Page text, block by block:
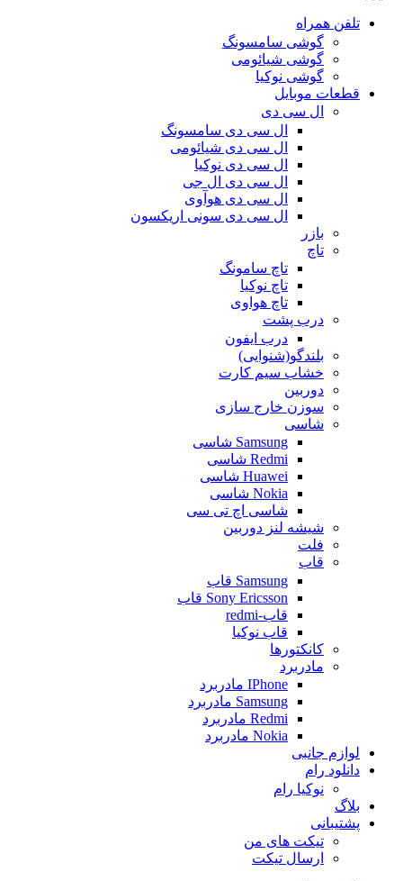
تلفن همراه
گوشی سامسونگ
گوشی شیائومی
گوشی نوکیا
قطعات موبایل
ال سی دی
ال سی دی سامسونگ
ال سی دی شیائومی
ال سی دی نوکیا
ال سی دی ال جی
ال سی دی هوآوی
ال سی دی سونی اریکسون
بازر
تاچ
تاچ سامونگ
تاچ نوکیا
تاچ هواوی
درب پشت
درب ایفون
بلندگو(شنوایی)
خشاب سیم کارت
دوربین
سوزن خارج سازی
شاسی
Samsung شاسی
Redmi شاسی
Huawei شاسی
Nokia شاسی
شاسی اچ تی سی
شیشه لنز دوربین
فلت
قاب
Samsung قاب
Sony Ericsson قاب
قاب-redmi
قاب نوکیا
کانکتورها
مادربرد
IPhone مادربرد
Samsung مادربرد
Redmi مادربرد
Nokia مادربرد
لوازم جانبی
دانلود رام
نوکیا رام
بلاگ
پشتیبانی
تیکت های من
ارسال تیکت